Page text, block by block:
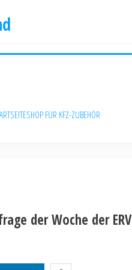
SHOP FÜR KFZ-ZUBEHÖR
der Woche der ERV